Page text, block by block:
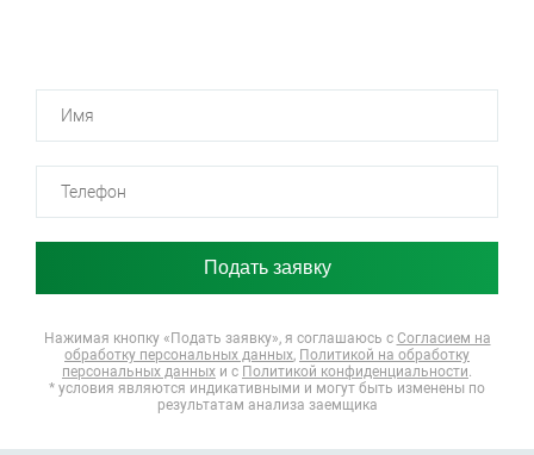
Нажимая кнопку «Подать заявку», я соглашаюсь с Согласием на
обработку персональных данных, Политикой на обработку
персональных данных и с Политикой конфиденциальности.
* условия являются индикативными и могут быть изменены по
результатам анализа заемщика